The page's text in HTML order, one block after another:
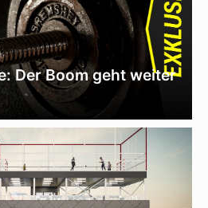
Der Boom geht weiter